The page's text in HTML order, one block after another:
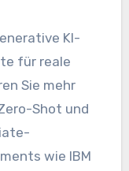
KI-
für reale
Sie mehr
Shot und
wie IBM